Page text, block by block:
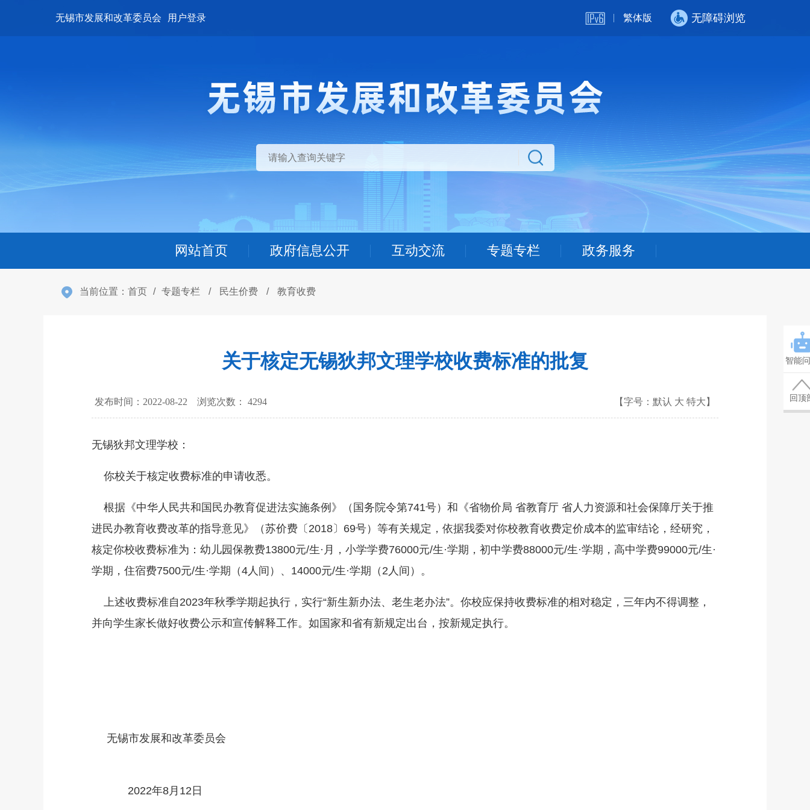
无锡市发展和改革委员会 用户登录 繁体版 无障碍浏览
网站首页 政府信息公开 互动交流 专题专栏 政务服务
当前位置： 首页 / 专题专栏 / 民生价费 / 教育收费
关于核定无锡狄邦文理学校收费标准的批复
发布时间：2022-08-22 浏览次数： 4294 【字号： 默认 大 特大 】
无锡狄邦文理学校：
你校关于核定收费标准的申请收悉。
根据《中华人民共和国民办教育促进法实施条例》（国务院令第741号）和《省物价局 省教育厅 省人力资源和社会保障厅关于推
进民办教育收费改革的指导意见》（苏价费〔2018〕69号）等有关规定，依据我委对你校教育收费定价成本的监审结论，经研究，
核定你校收费标准为：幼儿园保教费13800元/生·月，小学学费76000元/生·学期，初中学费88000元/生·学期，高中学费99000元/生·
学期，住宿费7500元/生·学期（4人间）、14000元/生·学期（2人间）。
上述收费标准自2023年秋季学期起执行，实行“新生新办法、老生老办法”。你校应保持收费标准的相对稳定，三年内不得调整，
并向学生家长做好收费公示和宣传解释工作。如国家和省有新规定出台，按新规定执行。
无锡市发展和改革委员会
2022年8月12日
智能
回顶